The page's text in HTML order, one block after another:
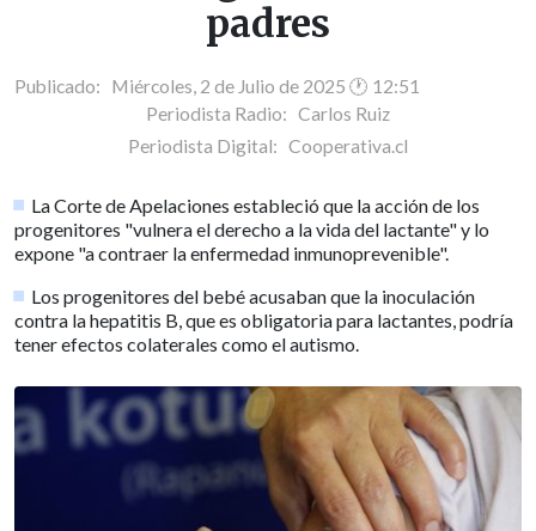
padres
Publicado: Miércoles, 2 de Julio de 2025 🕐 12:51
Periodista Radio: Carlos Ruiz
Periodista Digital: Cooperativa.cl
La Corte de Apelaciones estableció que la acción de los
progenitores "vulnera el derecho a la vida del lactante" y lo
expone "a contraer la enfermedad inmunoprevenible".
Los progenitores del bebé acusaban que la inoculación
contra la hepatitis B, que es obligatoria para lactantes, podría
tener efectos colaterales como el autismo.